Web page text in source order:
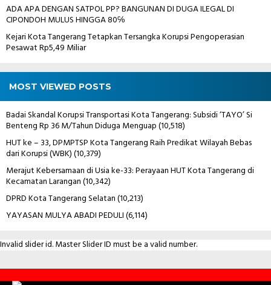
ADA APA DENGAN SATPOL PP? BANGUNAN DI DUGA ILEGAL DI
CIPONDOH MULUS HINGGA 80℅
Kejari Kota Tangerang Tetapkan Tersangka Korupsi Pengoperasian
Pesawat Rp5,49 Miliar
MOST VIEWED POSTS
Badai Skandal Korupsi Transportasi Kota Tangerang: Subsidi ‘TAYO’ Si
Benteng Rp 36 M/Tahun Diduga Menguap(10,518)
HUT ke – 33, DPMPTSP Kota Tangerang Raih Predikat Wilayah Bebas
dari Korupsi (WBK)(10,379)
Merajut Kebersamaan di Usia ke-33: Perayaan HUT Kota Tangerang di
Kecamatan Larangan(10,342)
DPRD Kota Tangerang Selatan(10,213)
YAYASAN MULYA ABADI PEDULI(6,114)
Invalid slider id. Master Slider ID must be a valid number.
Contact